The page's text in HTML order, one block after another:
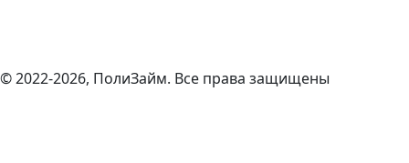
© 2022-2026, ПолиЗайм. Все права защищены